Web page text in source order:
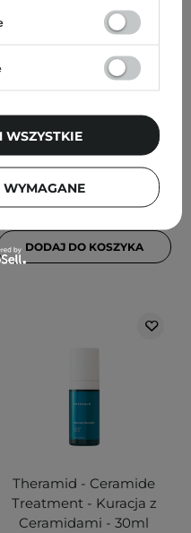
Boosting Serum -
Ujędrniające Serum do
145,00 zł
139,00 zł
DODAJ DO KOSZYKA
Theramid - Ceramide
Treatment - Kuracja z
Ceramidami - 30ml